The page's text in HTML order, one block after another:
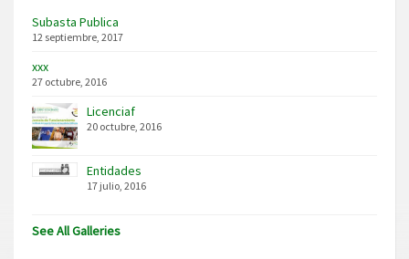
Subasta Publica
12 septiembre, 2017
xxx
27 octubre, 2016
Licenciaf
20 octubre, 2016
Entidades
17 julio, 2016
See All Galleries